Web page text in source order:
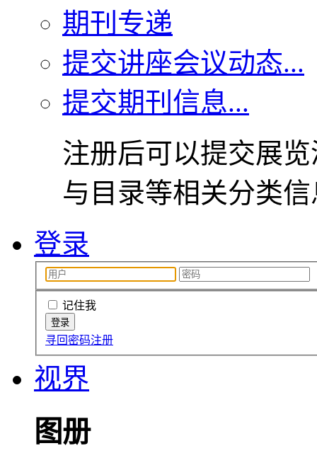
期刊专递
提交讲座会议动态...
提交期刊信息...
注册后可以提交展
与目录等相关分类
登录
记住我
寻回密码注册
视界
图册